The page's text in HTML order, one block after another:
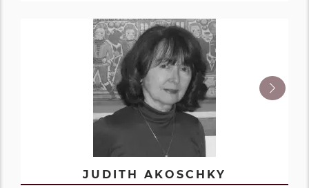
JUDITH AKOSCHKY
PEP ALSINA